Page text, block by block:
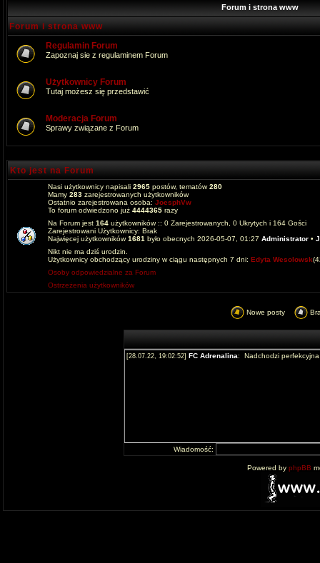
Forum i strona www
Forum i strona www
Regulamin Forum
Zapoznaj sie z regulaminem Forum
Użytkownicy Forum
Tutaj możesz się przedstawić
Moderacja Forum
Sprawy związane z Forum
Kto jest na Forum
Nasi użytkownicy napisali 2965 postów, tematów280
Mamy 283 zarejestrowanych użytkowników
Ostatnio zarejestrowana osoba: JoesphVw
To forum odwiedzono już 4444365 razy
Na Forum jest 164 użytkowników :: 0 Zarejestrowanych, 0 Ukrytych i 164 Gości
Zarejestrowani Użytkownicy: Brak
Najwięcej użytkowników1681 było obecnych 2026-05-07, 01:27 Administrator •
Nikt nie ma dziś urodzin.
Użytkownicy obchodzący urodziny w ciągu następnych 7 dni: Edyta Wesolowsk
Osoby odpowiedzialne za Forum
Ostrzeżenia użytkowników
Nowe posty
Wiadomość:
Powered by phpBB